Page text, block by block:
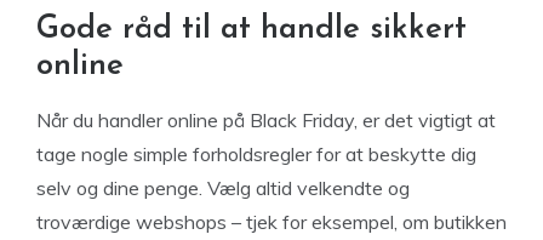
Gode råd til at handle sikkert
online
Når du handler online på Black Friday, er det vigtigt at
tage nogle simple forholdsregler for at beskytte dig
selv og dine penge. Vælg altid velkendte og
troværdige webshops – tjek for eksempel, om butikken